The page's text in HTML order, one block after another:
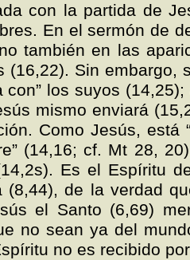
con la partida de
En el sermón de
también en las
Sin
con” los suyos
mismo enviará
Como Jesús, está
(14,16; cf. Mt 28,
Es el Espíritu
de la verdad
el Santo (6,69)
no sean ya del
no es recibido